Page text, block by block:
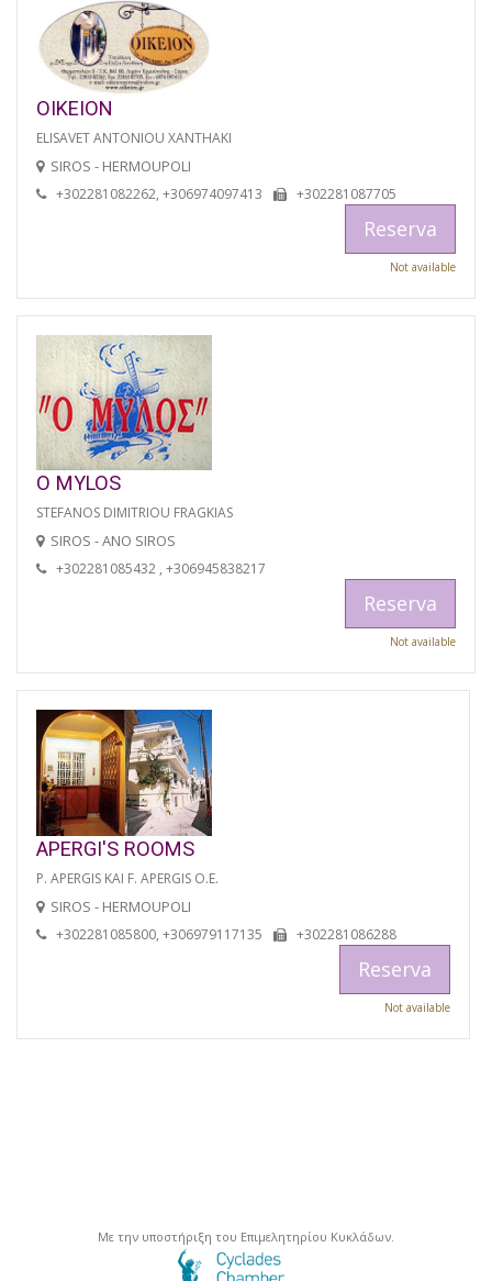
OIKEION
ELISAVET ANTONIOU XANTHAKI
SIROS - HERMOUPOLI
+302281082262, +306974097413 +302281087705
Reserva
Not available
O MYLOS
STEFANOS DIMITRIOU FRAGKIAS
SIROS - ANO SIROS
+302281085432 , +306945838217
Reserva
Not available
APERGI'S ROOMS
P. APERGIS KAI F. APERGIS O.E.
SIROS - HERMOUPOLI
+302281085800, +306979117135 +302281086288
Reserva
Not available
Με την υποστήριξη του Επιμελητηρίου Κυκλάδων.